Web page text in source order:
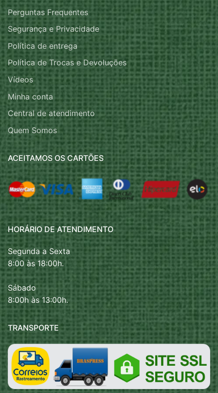
Perguntas Frequentes
Segurança e Privacidade
Política de entrega
Política de Trocas e Devoluções
Vídeos
Minha conta
Central de atendimento
Quem Somos
ACEITAMOS OS CARTÕES
HORÁRIO DE ATENDIMENTO
Segunda a Sexta
8:00 às 18:00h.
Sábado
8:00h às 13:00h.
TRANSPORTE